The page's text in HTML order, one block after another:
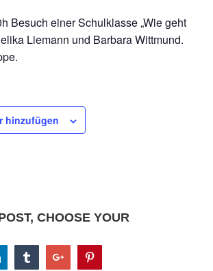
Besuch einer Schulklasse „Wie geht
Liemann und Barbara Wittmund.
hinzufügen
CHOOSE YOUR
Linkedin TumblrGoogle+